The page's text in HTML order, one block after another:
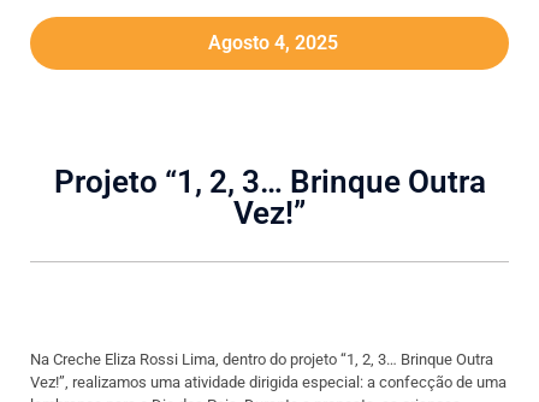
Agosto 4, 2025
Projeto “1, 2, 3… Brinque Outra
Vez!”
Na Creche Eliza Rossi Lima, dentro do projeto “1, 2, 3… Brinque Outra
Vez!”, realizamos uma atividade dirigida especial: a confecção de uma